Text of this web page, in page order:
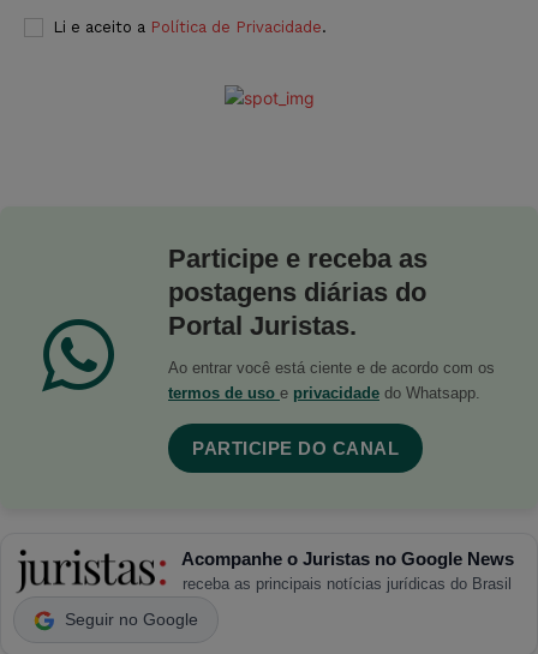
Li e aceito a Política de Privacidade.
Participe e receba as
postagens diárias do
Portal Juristas.
Ao entrar você está ciente e de acordo com os
termos de uso e privacidade do Whatsapp.
PARTICIPE DO CANAL
Acompanhe o Juristas no Google News
receba as principais notícias jurídicas do Brasil
Seguir no Google